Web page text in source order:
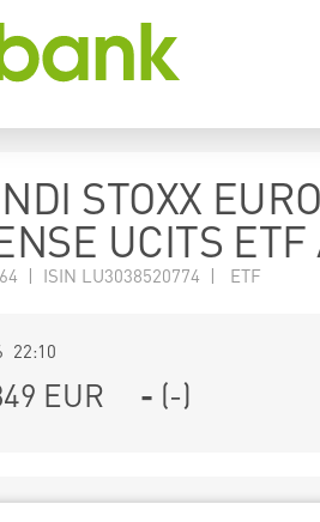
STOXX
UCITS ETF
| ISIN LU3038520774 | ETF
22:10
EUR - (-)